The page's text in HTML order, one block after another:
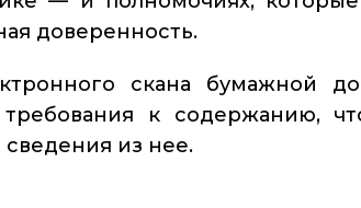
доверенность.
скана бумажной
к содержанию,
сведения из нее.